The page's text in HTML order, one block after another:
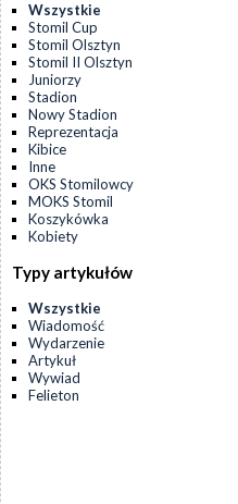
Wszystkie
Stomil Cup
Stomil Olsztyn
Stomil II Olsztyn
Juniorzy
Stadion
Nowy Stadion
Reprezentacja
Kibice
Inne
OKS Stomilowcy
MOKS Stomil
Koszykówka
Kobiety
Typy artykułów
Wszystkie
Wiadomość
Wydarzenie
Artykuł
Wywiad
Felieton